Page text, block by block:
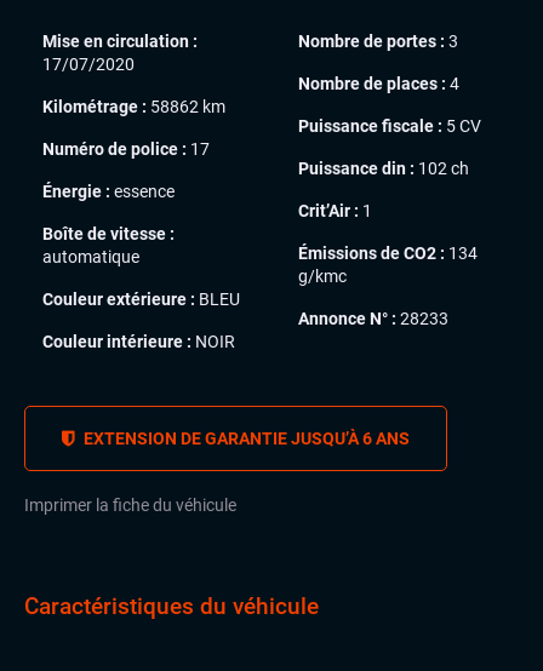
Mise en circulation :
17/07/2020
Kilométrage : 58862 km
Numéro de police : 17
Énergie : essence
Boîte de vitesse :
automatique
Couleur extérieure : BLEU
Couleur intérieure : NOIR
Nombre de portes : 3
Nombre de places : 4
Puissance fiscale : 5 CV
Puissance din : 102 ch
Crit’Air : 1
Émissions de CO2 : 134
g/kmc
Annonce N° : 28233
EXTENSION DE GARANTIE JUSQU’À 6 ANS
Imprimer la fiche du véhicule
Caractéristiques du véhicule